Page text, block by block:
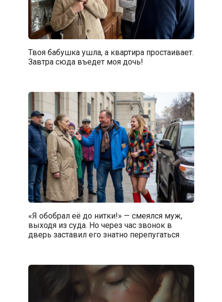
Твоя бабушка ушла, а квартира простаивает.
Завтра сюда въедет моя дочь!
«Я обобрал её до нитки!» — смеялся муж,
выходя из суда. Но через час звонок в
дверь заставил его знатно перепугаться